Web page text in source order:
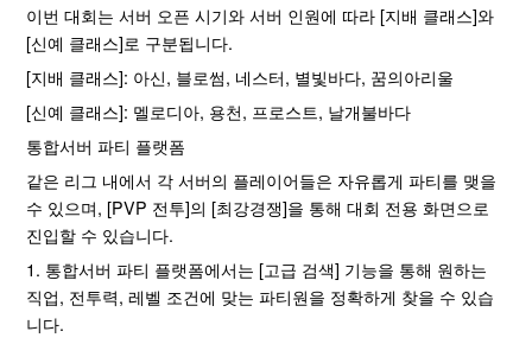
이번 대회는 서버 오픈 시기와 서버 인원에 따라 [지배 클래스]와
[신예 클래스]로 구분됩니다.
[지배 클래스]: 아신, 블로썸, 네스터, 별빛바다, 꿈의아리울
[신예 클래스]: 멜로디아, 용천, 프로스트, 날개불바다
통합서버 파티 플랫폼
같은 리그 내에서 각 서버의 플레이어들은 자유롭게 파티를 맺을
수 있으며, [PVP 전투]의 [최강경쟁]을 통해 대회 전용 화면으로
진입할 수 있습니다.
1. 통합서버 파티 플랫폼에서는 [고급 검색] 기능을 통해 원하는
직업, 전투력, 레벨 조건에 맞는 파티원을 정확하게 찾을 수 있습
니다.